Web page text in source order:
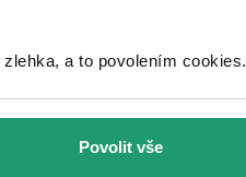
a to povolením cookies.​
Povolit vše